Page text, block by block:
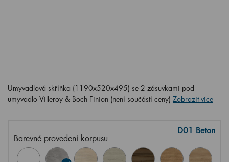
Umyvadlová skříňka (1190x520x495) se 2 zásuvkami pod
umyvadlo Villeroy & Boch Finion (není součástí ceny) Zobrazit více
Barevné provedení korpusu
D01 Beton